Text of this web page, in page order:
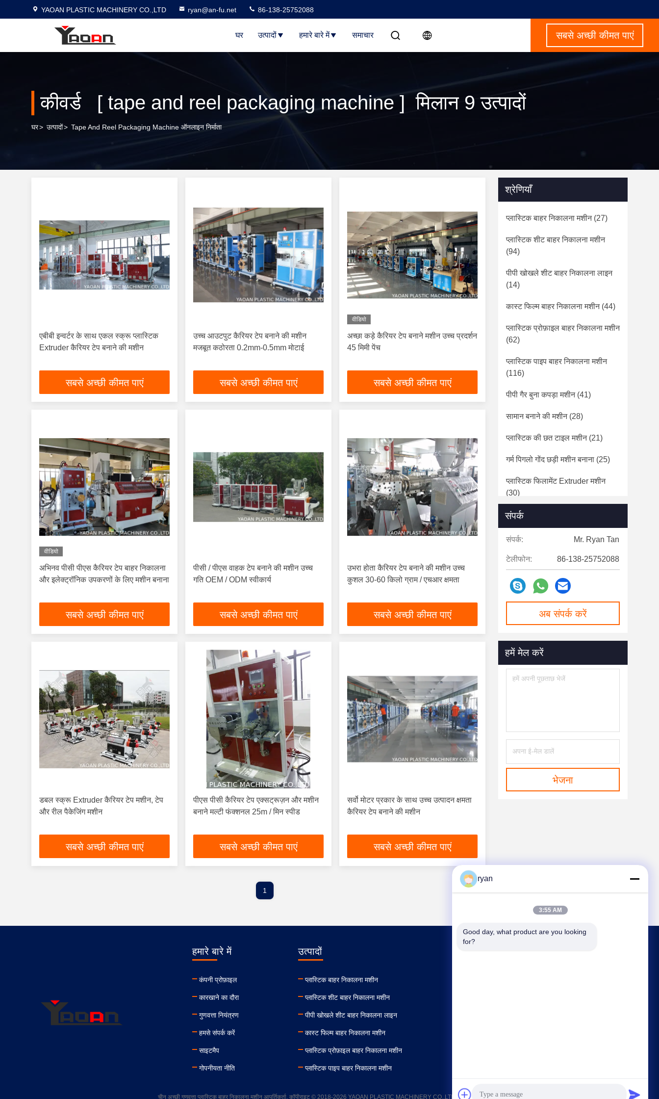
YAOAN PLASTIC MACHINERY CO.,LTD ryan@an-fu.net 86-138-25752088
घर उत्पादों हमारे बारे में समाचार सबसे अच्छी कीमत पाएं
कीवर्ड [ tape and reel packaging machine ] मिलान 9 उत्पादों
घर> उत्पादों> Tape And Reel Packaging Machine ऑनलाइन निर्माता
एबीबी इन्वर्टर के साथ एकल स्क्रू प्लास्टिक
Extruder कैरियर टेप बनाने की मशीन
सबसे अच्छी कीमत पाएं
उच्च आउटपुट कैरियर टेप बनाने की मशीन
मजबूत कठोरता 0.2mm-0.5mm मोटाई
सबसे अच्छी कीमत पाएं
वीडियो
अच्छा कड़े कैरियर टेप बनाने मशीन उच्च प्रदर्शन
45 मिमी पेंच
सबसे अच्छी कीमत पाएं
वीडियो
अभिनव पीसी पीएस कैरियर टेप बाहर निकालना
और इलेक्ट्रॉनिक उपकरणों के लिए मशीन बनाना
सबसे अच्छी कीमत पाएं
पीसी / पीएस वाहक टेप बनाने की मशीन उच्च
गति OEM / ODM स्वीकार्य
सबसे अच्छी कीमत पाएं
उभरा होता कैरियर टेप बनाने की मशीन उच्च
कुशल 30-60 किलो ग्राम / एचआर क्षमता
सबसे अच्छी कीमत पाएं
डबल स्क्रू Extruder कैरियर टेप मशीन, टेप
और रील पैकेजिंग मशीन
सबसे अच्छी कीमत पाएं
पीएस पीसी कैरियर टेप एक्सट्रूज़न और मशीन
बनाने मल्टी फंक्शनल 25m / मिन स्पीड
सबसे अच्छी कीमत पाएं
सर्वो मोटर प्रकार के साथ उच्च उत्पादन क्षमता
कैरियर टेप बनाने की मशीन
सबसे अच्छी कीमत पाएं
श्रेणियाँ
प्लास्टिक बाहर निकालना मशीन(27)
प्लास्टिक शीट बाहर निकालना मशीन
(94)
पीपी खोखले शीट बाहर निकालना लाइन
(14)
कास्ट फिल्म बाहर निकालना मशीन(44)
प्लास्टिक प्रोफ़ाइल बाहर निकालना मशीन
(62)
प्लास्टिक पाइप बाहर निकालना मशीन
(116)
पीपी गैर बुना कपड़ा मशीन(41)
सामान बनाने की मशीन(28)
प्लास्टिक की छत टाइल मशीन(21)
गर्म पिगलो गोंद छड़ी मशीन बनाना (25)
प्लास्टिक फिलामेंट Extruder मशीन
(30)
प्लास्टिक पट्टा बनाने की मशीन
प्लास्टिक रीसाइक्लिंग गोली मशीन(26)
फोम शीट मशीन बनाना(15)
प्लास्टिक नेट मशीन बनाना
कैरियर टेप बनाने की मशीन(14)
प्लास्टिक रतन पीने भूसे बनाने की मशीन
संपर्क
संपर्क: Mr. Ryan Tan
टेलीफोन: 86-138-25752088
अब संपर्क करें
हमें मेल करें
भेजना
1
हमारे बारे में
कंपनी प्रोफ़ाइल
कारखाने का दौरा
गुणवत्ता नियंत्रण
हमसे संपर्क करें
साइटमैप
गोपनीयता नीति
उत्पादों
प्लास्टिक बाहर निकालना मशीन
प्लास्टिक शीट बाहर निकालना मशीन
पीपी खोखले शीट बाहर निकालना लाइन
कास्ट फिल्म बाहर निकालना मशीन
प्लास्टिक प्रोफ़ाइल बाहर निकालना मशीन
प्लास्टिक पाइप बाहर निकालना मशीन
चीन अच्छी गुणवत्ता प्लास्टिक बाहर निकालना मशीन आपूर्तिकर्ता. कॉपीराइट © 2018-2026 YAOAN PLASTIC MACHINERY CO.,LTD . सर्वाधिकार सुरक्षित।
ryan
3:55 AM
Good day, what product are you looking
for?